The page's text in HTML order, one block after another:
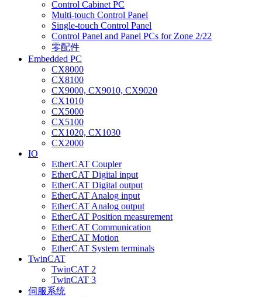
Control Cabinet PC
Multi-touch Control Panel
Single-touch Control Panel
Control Panel and Panel PCs for Zone 2/22
零配件
Embedded PC
CX8000
CX8100
CX9000, CX9010, CX9020
CX1010
CX5000
CX5100
CX1020, CX1030
CX2000
IO
EtherCAT Coupler
EtherCAT Digital input
EtherCAT Digital output
EtherCAT Analog input
EtherCAT Analog output
EtherCAT Position measurement
EtherCAT Communication
EtherCAT Motion
EtherCAT System terminals
TwinCAT
TwinCAT 2
TwinCAT 3
伺服系统